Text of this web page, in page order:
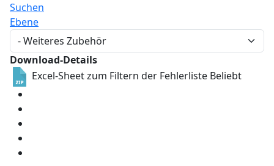
Suchen
Ebene
Download-Details
Excel-Sheet zum Filtern der Fehlerliste Beliebt